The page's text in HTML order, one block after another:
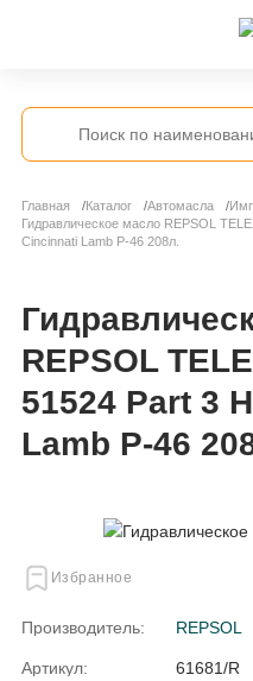
Главная Каталог Автомасла
Гидравлическое масло REPSOL
Cincinnati Lamb P-46 208л.
REPSOL
51524 Part 3
Lamb P-46
Избранное
Производитель: REPSOL
Артикул: 61681/R